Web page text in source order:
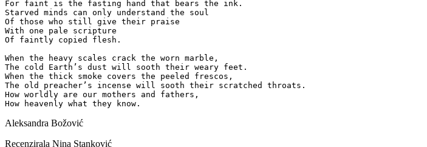
For faint is the fasting hand that bears the ink.
Starved minds can only understand the soul
Of those who still give their praise
With one pale scripture
Of faintly copied flesh.
When the heavy scales crack the worn marble,
The cold Earth’s dust will sooth their weary feet.
When the thick smoke covers the peeled frescos,
The old preacher’s incense will sooth their scratched throats.
How worldly are our mothers and fathers,
How heavenly what they know.
Aleksandra Božović
Recenzirala Nina Stanković